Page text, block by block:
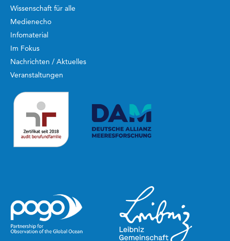
Wissenschaft für alle
Medienecho
Infomaterial
Im Fokus
Nachrichten / Aktuelles
Veranstaltungen